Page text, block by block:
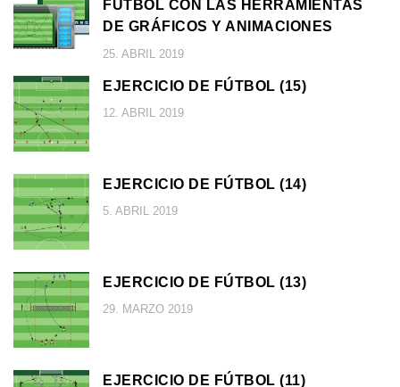
FÚTBOL CON LAS HERRAMIENTAS
DE GRÁFICOS Y ANIMACIONES
25. ABRIL 2019
EJERCICIO DE FÚTBOL (15)
12. ABRIL 2019
EJERCICIO DE FÚTBOL (14)
5. ABRIL 2019
EJERCICIO DE FÚTBOL (13)
29. MARZO 2019
EJERCICIO DE FÚTBOL (11)